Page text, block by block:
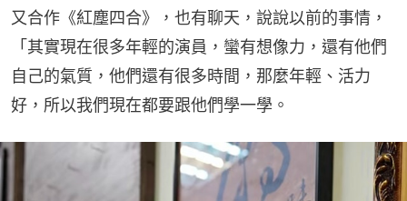
又合作《紅塵四合》，也有聊天，說說以前的事情，
「其實現在很多年輕的演員，蠻有想像力，還有他們
自己的氣質，他們還有很多時間，那麼年輕、活力
好，所以我們現在都要跟他們學一學。